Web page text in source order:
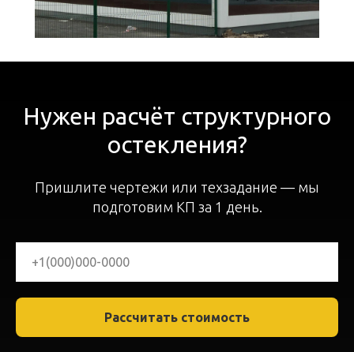
Нужен расчёт структурного
остекления?
Пришлите чертежи или техзадание — мы
подготовим КП за 1 день.
Рассчитать стоимость